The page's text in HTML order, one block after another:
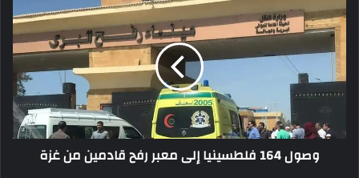
وصول 164 فلطسينيا إلى معبر رفح قادمين من غزة